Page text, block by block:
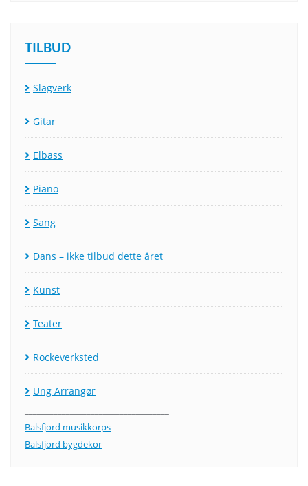
TILBUD
Slagverk
Gitar
Elbass
Piano
Sang
Dans – ikke tilbud dette året
Kunst
Teater
Rockeverksted
Ung Arrangør
Balsfjord musikkorps
Balsfjord bygdekor